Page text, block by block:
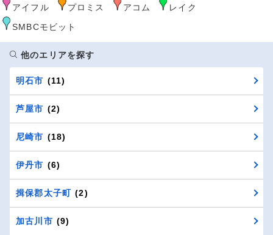
アイフル プロミス アコム
レイク
SMBCモビット
他のエリアを探す
明石市 (11)
芦屋市 (2)
尼崎市 (18)
伊丹市 (6)
揖保郡太子町 (2)
加古川市 (9)